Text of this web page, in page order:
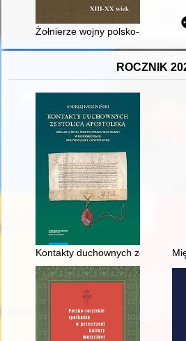
Żołnierze wojny polsko-
ROCZNIK
Kontakty duchownych ze Stolicą